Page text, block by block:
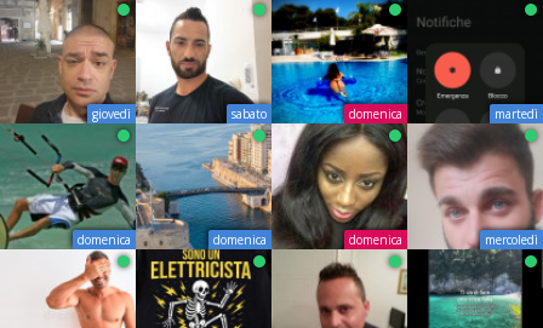
giovedì sabato domenica martedì
domenica domenica domenica mercoledì